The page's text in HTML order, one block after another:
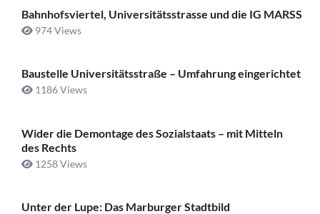
Bahnhofsviertel, Universitätsstrasse und die IG MARSS
974 Views
Baustelle Universitätsstraße ­– Umfahrung eingerichtet
1186 Views
Wider die Demontage des Sozialstaats – mit Mitteln
des Rechts
1258 Views
Unter der Lupe: Das Marburger Stadtbild